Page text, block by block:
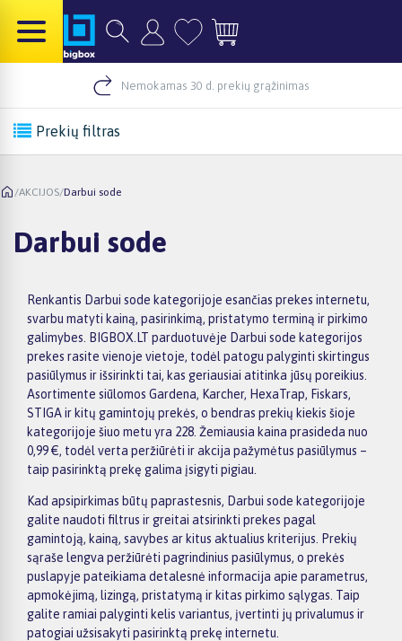
Nemokamas 30 d. prekių grąžinimas
Prekių filtras
/AKCIJOS/Darbui sode
Darbui sode
Renkantis Darbui sode kategorijoje esančias prekes internetu,
svarbu matyti kainą, pasirinkimą, pristatymo terminą ir pirkimo
galimybes. BIGBOX.LT parduotuvėje Darbui sode kategorijos
prekes rasite vienoje vietoje, todėl patogu palyginti skirtingus
pasiūlymus ir išsirinkti tai, kas geriausiai atitinka jūsų poreikius.
Asortimente siūlomos Gardena, Karcher, HexaTrap, Fiskars,
STIGA ir kitų gamintojų prekės, o bendras prekių kiekis šioje
kategorijoje šiuo metu yra 228. Žemiausia kaina prasideda nuo
0,99 €, todėl verta peržiūrėti ir akcija pažymėtus pasiūlymus –
taip pasirinktą prekę galima įsigyti pigiau.
Kad apsipirkimas būtų paprastesnis, Darbui sode kategorijoje
galite naudoti filtrus ir greitai atsirinkti prekes pagal
gamintoją, kainą, savybes ar kitus aktualius kriterijus. Prekių
sąraše lengva peržiūrėti pagrindinius pasiūlymus, o prekės
puslapyje pateikiama detalesnė informacija apie parametrus,
apmokėjimą, lizingą, pristatymą ir kitas pirkimo sąlygas. Taip
galite ramiai palyginti kelis variantus, įvertinti jų privalumus ir
patogiai užsisakyti pasirinktą prekę internetu.